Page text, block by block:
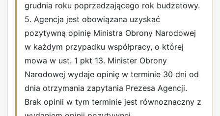
grudnia roku poprzedzającego rok budżetowy.
5. Agencja jest obowiązana uzyskać
pozytywną opinię Ministra Obrony Narodowej
w każdym przypadku współpracy, o której
mowa w ust. 1 pkt 13. Minister Obrony
Narodowej wydaje opinię w terminie 30 dni od
dnia otrzymania zapytania Prezesa Agencji.
Brak opinii w tym terminie jest równoznaczny z